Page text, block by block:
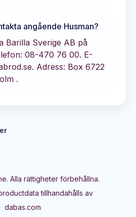
angående Husman?
Barilla Sverige AB på
08-470 76 00. E-
Adress: Box 6722
.
Alla rättigheter förbehållna.
tillhandahålls av
dabas.com